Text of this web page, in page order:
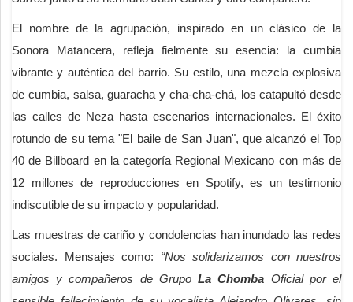
El nombre de la agrupación, inspirado en un clásico de la
Sonora Matancera, refleja fielmente su esencia: la cumbia
vibrante y auténtica del barrio. Su estilo, una mezcla explosiva
de cumbia, salsa, guaracha y cha-cha-chá, los catapultó desde
las calles de Neza hasta escenarios internacionales. El éxito
rotundo de su tema "El baile de San Juan", que alcanzó el Top
40 de Billboard en la categoría Regional Mexicano con más de
12 millones de reproducciones en Spotify, es un testimonio
indiscutible de su impacto y popularidad.
Las muestras de cariño y condolencias han inundado las redes
sociales. Mensajes como: “Nos solidarizamos con nuestros
amigos y compañeros de GrupoLa Chomba Oficial por el